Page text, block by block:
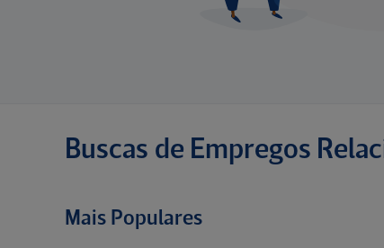
Buscas de Empregos
Mais Populares